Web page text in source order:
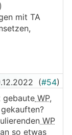
seine
ja mit
Wire oder
wenn
mit TA
(#54)
gebaute WP,
WP
so etwas